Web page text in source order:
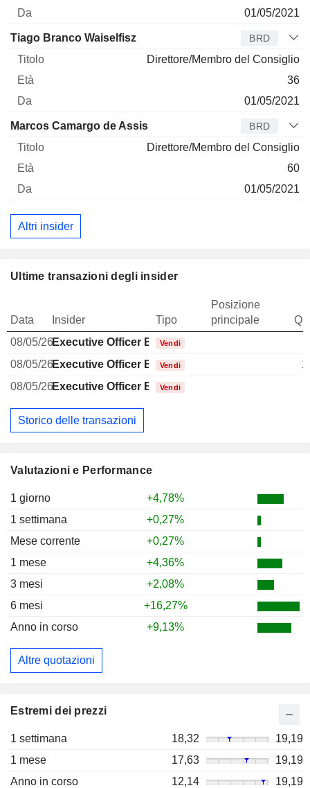
Valutazioni e Performance
1 giorno
+4,78%
1 settimana
+0,27%
Mese corrente
+0,27%
1 mese
+4,36%
3 mesi
+2,08%
6 mesi
+16,27%
Anno in corso
+9,13%
Altre quotazioni
Estremi dei prezzi
1 settimana 18,32
19,19
1 mese
17,63
19,19
Anno in corso
12,14
19,19
01/05/2021
Tiago Branco Waiselfisz BRD
Direttore/Membro del Consiglio
36
01/05/2021
Marcos Camargo de Assis BRD
Direttore/Membro del Consiglio
60
01/05/2021
Altri insider
Ultime transazioni degli insider
Data Insider Tipo
Posizione
principale
08/05/26Executive Officer Brazilian
Vendi
08/05/26Executive Officer Brazilian
Vendi
08/05/26Executive Officer Brazilian
Vendi
Storico delle transazioni